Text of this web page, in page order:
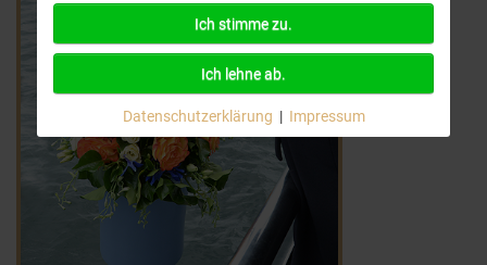
Ich stimme zu.
Ich lehne ab.
Datenschutzerklärung | Impressum